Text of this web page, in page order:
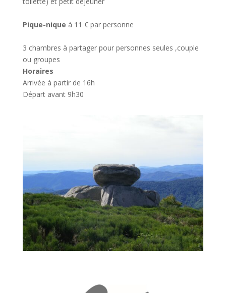
Pique-nique à 11 € par personne
3 chambres à partager pour personnes seules ,couple
ou groupes
Horaires
Arrivée à partir de 16h
Départ avant 9h30